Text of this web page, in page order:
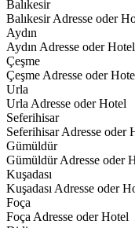
Balıkesir
Balıkesir Adresse oder
Aydın
Aydın Adresse oder Hotel
Çeşme
Çeşme Adresse oder
Urla
Urla Adresse oder Hotel
Seferihisar
Seferihisar Adresse oder
Gümüldür
Gümüldür Adresse oder
Kuşadası
Kuşadası Adresse oder
Foça
Foça Adresse oder Hotel